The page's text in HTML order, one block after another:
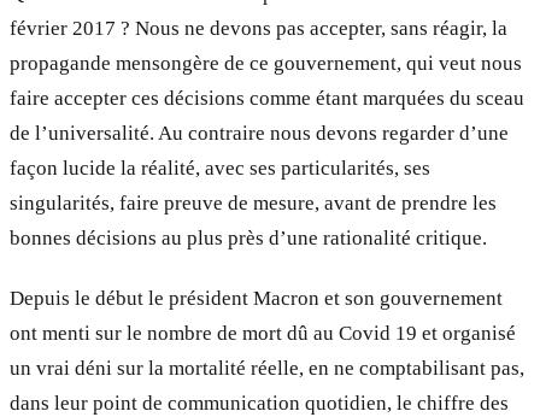
février 2017 ? Nous ne devons pas accepter, sans réagir, la
propagande mensongère de ce gouvernement, qui veut nous
faire accepter ces décisions comme étant marquées du sceau
de l’universalité. Au contraire nous devons regarder d’une
façon lucide la réalité, avec ses particularités, ses
singularités, faire preuve de mesure, avant de prendre les
bonnes décisions au plus près d’une rationalité critique.
Depuis le début le président Macron et son gouvernement
ont menti sur le nombre de mort dû au Covid 19 et organisé
un vrai déni sur la mortalité réelle, en ne comptabilisant pas,
dans leur point de communication quotidien, le chiffre des